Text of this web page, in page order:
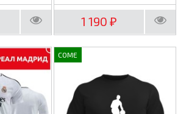
1 190 ₽
COME